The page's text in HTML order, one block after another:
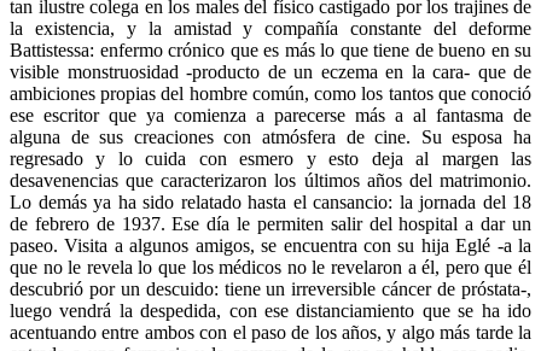
tan ilustre colega en los males del físico castigado por los trajines de
la existencia, y la amistad y compañía constante del deforme
Battistessa: enfermo crónico que es más lo que tiene de bueno en su
visible monstruosidad -producto de un eczema en la cara- que de
ambiciones propias del hombre común, como los tantos que conoció
ese escritor que ya comienza a parecerse más a al fantasma de
alguna de sus creaciones con atmósfera de cine. Su esposa ha
regresado y lo cuida con esmero y esto deja al margen las
desavenencias que caracterizaron los últimos años del matrimonio.
Lo demás ya ha sido relatado hasta el cansancio: la jornada del 18
de febrero de 1937. Ese día le permiten salir del hospital a dar un
paseo. Visita a algunos amigos, se encuentra con su hija Eglé -a la
que no le revela lo que los médicos no le revelaron a él, pero que él
descubrió por un descuido: tiene un irreversible cáncer de próstata-,
luego vendrá la despedida, con ese distanciamiento que se ha ido
acentuando entre ambos con el paso de los años, y algo más tarde la